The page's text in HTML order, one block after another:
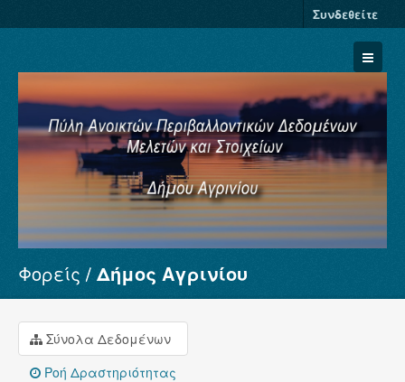
Συνδεθείτε
Σύνολα Δεδομένων
Φορείς
Ομάδες
Σχετικά
Φορείς Δήμος Αγρινίου
Σύνολα Δεδομένων
Ροή Δραστηριότητας